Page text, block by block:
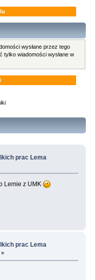
wysłane przez tego
wiadomości wysłane w
prac Lema
Lemie z UMK
prac Lema
»